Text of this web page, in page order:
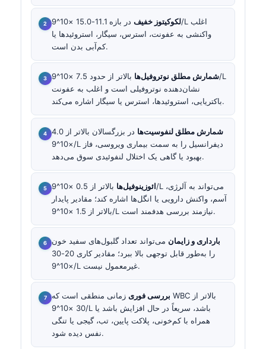
لکوکیتوز خفیف
در بازه 11.1-15.0 ×10^9/L اغلب
واکنشی به عفونت، استرس، سیگار، استروئیدها یا
کم‌آبی بدن است.
شمارش مطلق نوتروفیل‌ها
بالاتر از حدود 7.5 ×10^9/L
نشان‌دهنده نوتروفیلی است و اغلب به عفونت
باکتریایی، استروئیدها، استرس یا سیگار اشاره می‌کند.
شمارش مطلق لنفوسیت‌ها
در بزرگسالان بالاتر از 4.0
×10^9/L دیفرانسیل را به سمت بیماری ویروسی، فاز
بهبود یا گاهی یک اختلال لنفوئیدی سوق می‌دهد.
ائوزینوفیل‌ها
بالاتر از 0.5 ×10^9/L می‌تواند به آلرژی،
آسم، واکنش دارویی یا انگل‌ها اشاره کند؛ مقادیر پایدار
بالاتر از 1.5 ×10^9/L نیازمند بررسی هدفمند است.
بارداری و زایمان می‌تواند تعداد گلبول‌های سفید خون
را به‌طور قابل توجهی بالا ببرد؛ مقادیر کاری 20-30
×10^9/L غیرمعمول نیست.
بررسی فوری زمانی منطقی است که WBC بالاتر از
30 ×10^9/L باشد، سریعاً در حال افزایش باشد یا
همراه با کم‌خونی، پلاکت پایین، تب، گیجی یا تنگی
نفس دیده شود.